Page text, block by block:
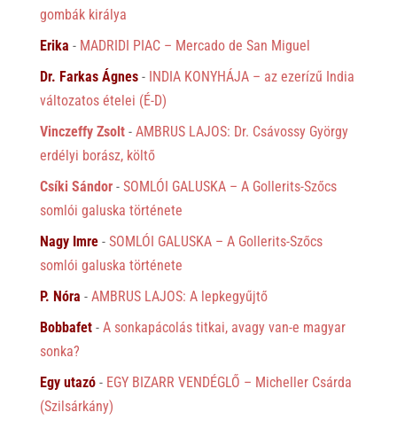
gombák királya
Erika - MADRIDI PIAC – Mercado de San Miguel
Dr. Farkas Ágnes- INDIA KONYHÁJA – az ezerízű India
változatos ételei (É-D)
Vinczeffy Zsolt- AMBRUS LAJOS: Dr. Csávossy György
erdélyi borász, költő
Csíki Sándor- SOMLÓI GALUSKA – A Gollerits-Szőcs
somlói galuska története
Nagy Imre- SOMLÓI GALUSKA – A Gollerits-Szőcs
somlói galuska története
P. Nóra - AMBRUS LAJOS: A lepkegyűjtő
Bobbafet- A sonkapácolás titkai, avagy van-e magyar
sonka?
Egy utazó- EGY BIZARR VENDÉGLŐ – Micheller Csárda
(Szilsárkány)